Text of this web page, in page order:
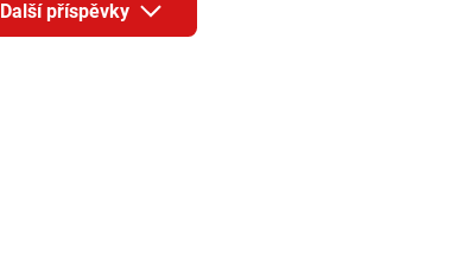
redakci místopředseda pražského ANO Martin
Benkovič. O Hušbauerovi se spekulovalo jako o
Další příspěvky